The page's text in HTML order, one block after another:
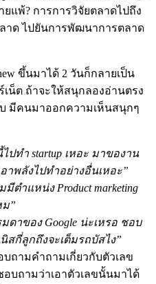
แพ้? การการวิจัยตลาดไปถึง
าด ไปยันการพัฒนาการตลาด
ขึ้นมาได้ 2 วันก็กลายเป็น
น็ต ถ้าจะให้สนุกลองอ่านตรง
มีคนมาออกความเห็นสนุกๆ
ปทำ startup เหอะ มาของาน
าพลังไปทำอย่างอื่นเหอะ”
ำแหน่ง Product marketing
”
ดาของ Google น่ะเหรอ ชอบ
สกี่ลูกถึงจะเต็มรถบัสไง”
บถามคำถามเกี่ยวกับตัวเลข
บถามว่าเอาตัวเลขนั้นมาได้